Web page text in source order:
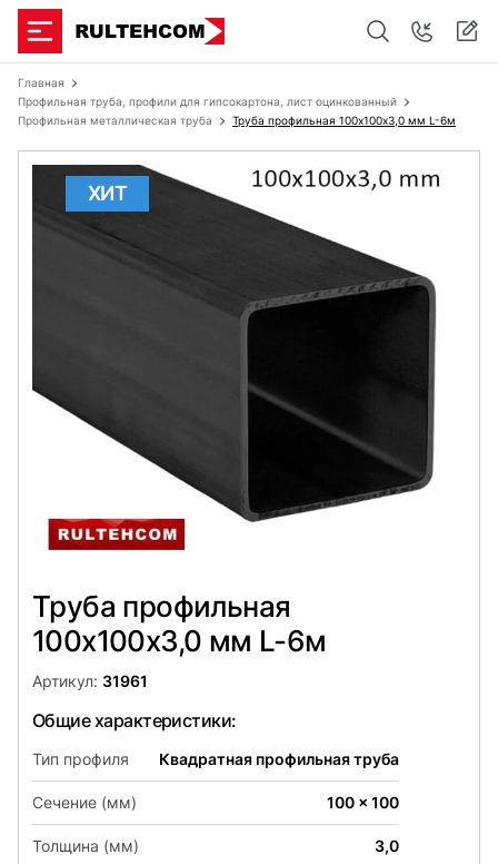
Главная
Профильная труба, профили для гипсокартона, лист оцинкованный
Профильная металлическая труба
Труба профильная 100х100x3,0 мм L-6м
ХИТ
Труба профильная
100х100x3,0 мм L-6м
Артикул: 31961
Общие характеристики:
Тип профиля Квадратная профильная труба
Сечение (мм) 100 x 100
Толщина (мм) 3,0